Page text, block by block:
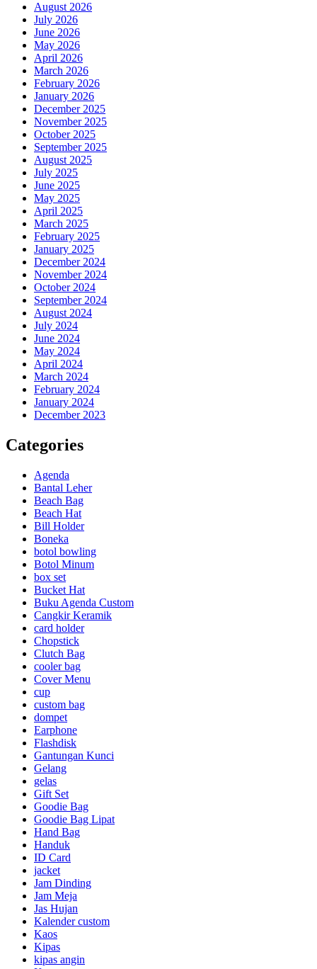
August 2026
July 2026
June 2026
May 2026
April 2026
March 2026
February 2026
January 2026
December 2025
November 2025
October 2025
September 2025
August 2025
July 2025
June 2025
May 2025
April 2025
March 2025
February 2025
January 2025
December 2024
November 2024
October 2024
September 2024
August 2024
July 2024
June 2024
May 2024
April 2024
March 2024
February 2024
January 2024
December 2023
Categories
Agenda
Bantal Leher
Beach Bag
Beach Hat
Bill Holder
Boneka
botol bowling
Botol Minum
box set
Bucket Hat
Buku Agenda Custom
Cangkir Keramik
card holder
Chopstick
Clutch Bag
cooler bag
Cover Menu
cup
custom bag
dompet
Earphone
Flashdisk
Gantungan Kunci
Gelang
gelas
Gift Set
Goodie Bag
Goodie Bag Lipat
Hand Bag
Handuk
ID Card
jacket
Jam Dinding
Jam Meja
Jas Hujan
Kalender custom
Kaos
Kipas
kipas angin